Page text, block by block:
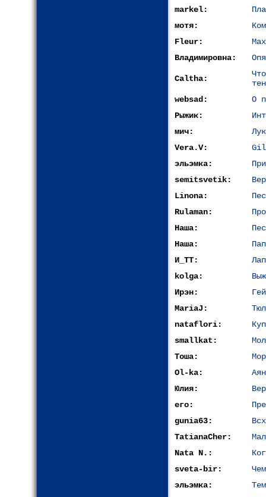
markel:
мотя:
Fleur:
Владимировна:
Caltha:
websad:
О
Рыжик:
мич:
Vera.V:
эльэмка:
semitsvetik:
Linona:
Rulaman:
Наша:
Наша:
И_ТТ:
kolga:
Ирэн:
MariaJ:
nataflori:
smallkat:
Тоша:
Ol-ka:
Юлия:
его:
gunia63:
TatianaCher:
Nata N.:
sveta-bir:
эльэмка: